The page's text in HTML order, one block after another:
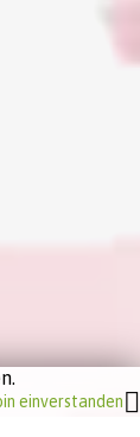
einverstanden